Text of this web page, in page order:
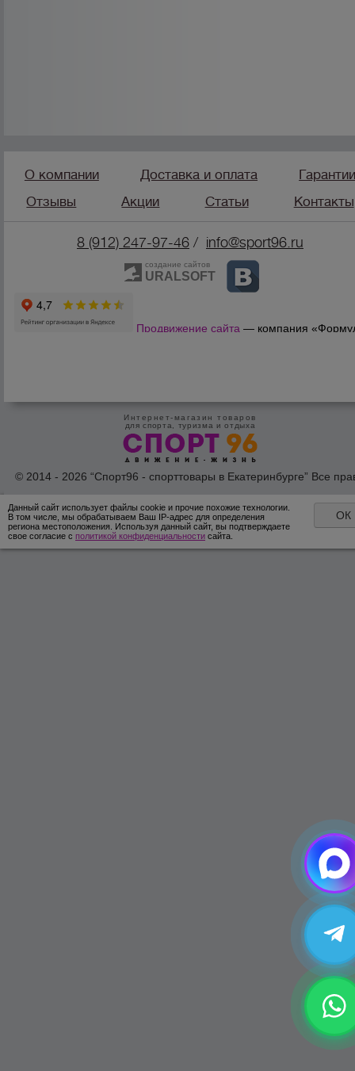
О компании Доставка и оплата
Отзывы
Акции Статьи Контакты
8 (912) 247-97-46 / info@sport96.ru
создание сайтов
URALSOFT
Продвижение сайта — компания
Интернет-магазин товаров
для спорта, туризма и отдыха
© 2014 - 2026 “Спорт96 - спорттовары в Екатеринбурге” Все
Данный сайт использует файлы cookie и прочие похожие технологии.
В том числе, мы обрабатываем Ваш IP-адрес для определения
региона местоположения. Используя данный сайт, вы подтверждаете
свое согласие с политикой конфиденциальности сайта.
ОК